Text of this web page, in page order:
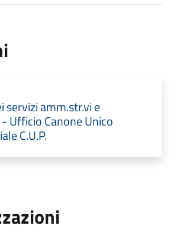
servizi amm.str.vi e
Ufficio Canone Unico
C.U.P.